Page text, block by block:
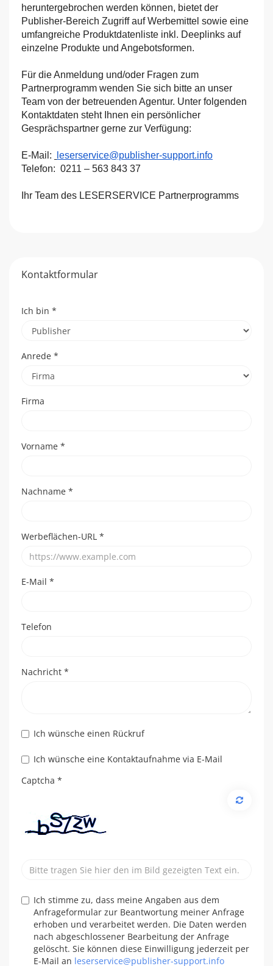
heruntergebrochen werden können, bietet der
Publisher-Bereich Zugriff auf Werbemittel sowie eine
umfangreiche Produktdatenliste inkl. Deeplinks auf
einzelne Produkte und Angebotsformen.
Für die Anmeldung und/oder Fragen zum
Partnerprogramm wenden Sie sich bitte an unser
Team von der betreuenden Agentur. Unter folgenden
Kontaktdaten steht Ihnen ein persönlicher
Gesprächspartner gerne zur Verfügung:
E-Mail: leserservice@publisher-support.info
Telefon: 0211 – 563 843 37
Ihr Team des LESERSERVICE Partnerprogramms
Kontaktformular
Ich bin *
Anrede *
Firma
Vorname *
Nachname *
Werbeflächen-URL *
E-Mail *
Telefon
Nachricht *
Ich wünsche einen Rückruf
Ich wünsche eine Kontaktaufnahme via E-Mail
Captcha *
Ich stimme zu, dass meine Angaben aus dem
Anfrageformular zur Beantwortung meiner Anfrage
erhoben und verarbeitet werden. Die Daten werden
nach abgeschlossener Bearbeitung der Anfrage
gelöscht. Sie können diese Einwilligung jederzeit per
E-Mail an leserservice@publisher-support.info